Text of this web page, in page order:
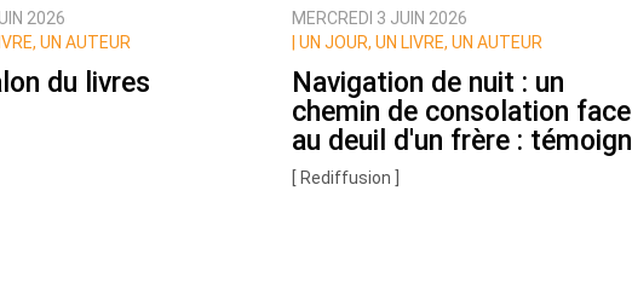
moi de tous les nouveaux commentaires de cette discussion par email
2026
UN AUTEUR
du livres
MERCREDI 3 JUIN 2026
UN JOUR, UN LIVRE, UN AUTEUR
Navigation de nuit : un
chemin de consolation face
au deuil d'un frère : témoign
[ Rediffusion ]